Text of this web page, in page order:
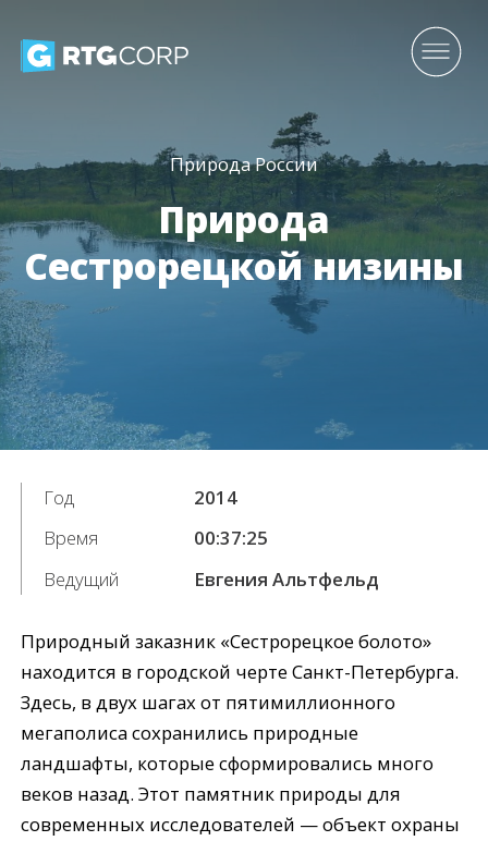
Природа России
Природа
Cестрорецкой низины
Год
2014
Время
00:37:25
Ведущий
Евгения Альтфельд
Природный заказник «Сестрорецкое болото»
находится в городской черте Санкт-Петербурга.
Здесь, в двух шагах от пятимиллионного
мегаполиса сохранились природные
ландшафты, которые сформировались много
веков назад. Этот памятник природы для
современных исследователей — объект охраны